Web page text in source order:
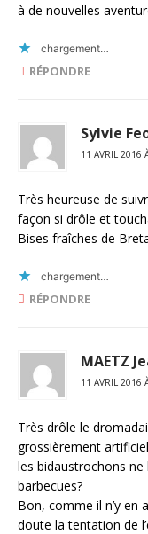
à de nouvelles
chargement…
RÉPONDRE
Sylvie
11 AVRIL 2016
Très heureuse de
façon si drôle et
Bises fraîches de
chargement…
RÉPONDRE
MAETZ
11 AVRIL 2016
Très drôle le
grossièrement
les bidaustrochons
barbecues?
Bon, comme il n’y en
doute la tentation de